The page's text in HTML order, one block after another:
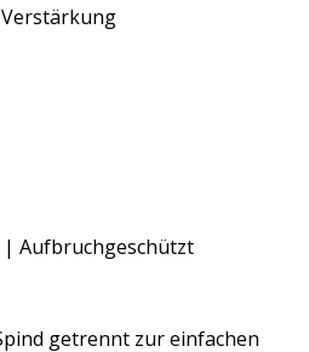
| Aufbruchgeschützt
getrennt zur einfachen